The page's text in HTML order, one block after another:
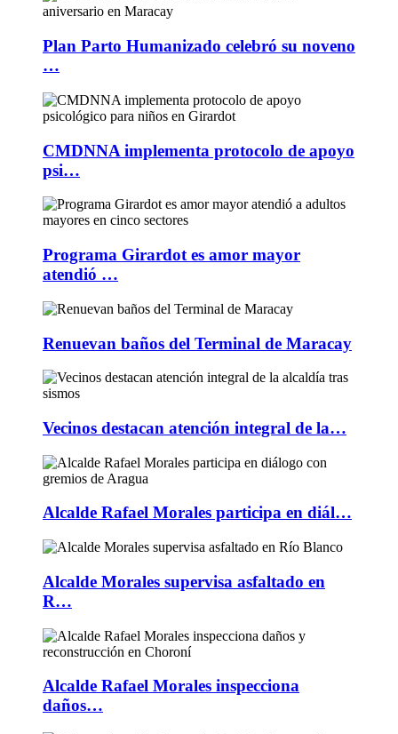
Plan Parto Humanizado celebró su noveno
…
CMDNNA implementa protocolo de apoyo
psi…
Programa Girardot es amor mayor
atendió …
Renuevan baños del Terminal de Maracay
Vecinos destacan atención integral de la…
Alcalde Rafael Morales participa en diál…
Alcalde Morales supervisa asfaltado en
R…
Alcalde Rafael Morales inspecciona
daños…